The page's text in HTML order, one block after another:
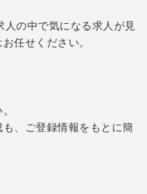
人の中で気になる求人が見
任せください。
、ご登録情報をもとに簡